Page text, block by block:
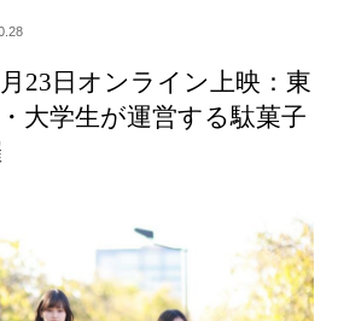
月23日オンライン上映：東
大学生が運営する駄菓子